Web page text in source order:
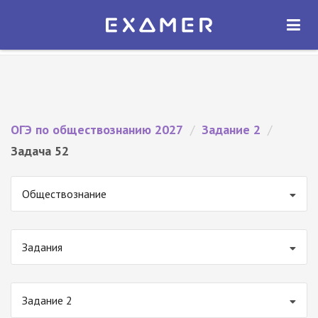
Экзамер — ЕГЭ 2027
ОТКРЫТЬ
ОГЭ по обществознанию 2027 / Задание 2 /
Задача 52
Обществознание
Задания
Задание 2